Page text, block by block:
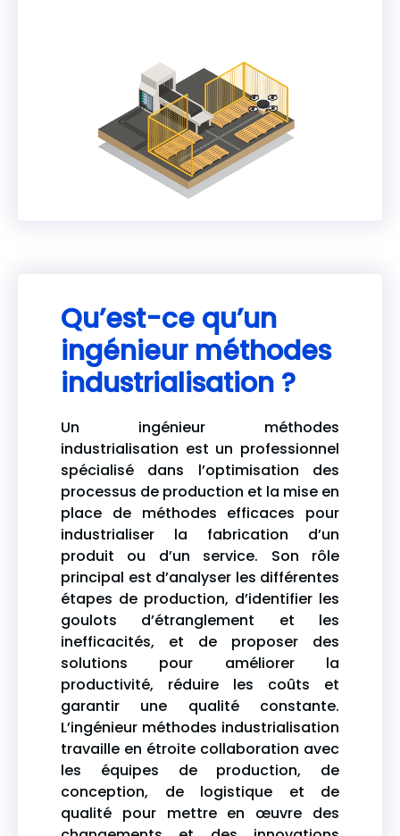
Qu’est-ce qu’un
ingénieur méthodes
industrialisation ?
Un ingénieur méthodes
industrialisation est un professionnel
spécialisé dans l’optimisation des
processus de production et la mise en
place de méthodes efficaces pour
industrialiser la fabrication d’un
produit ou d’un service. Son rôle
principal est d’analyser les différentes
étapes de production, d’identifier les
goulots d’étranglement et les
inefficacités, et de proposer des
solutions pour améliorer la
productivité, réduire les coûts et
garantir une qualité constante.
L’ingénieur méthodes industrialisation
travaille en étroite collaboration avec
les équipes de production, de
conception, de logistique et de
qualité pour mettre en œuvre des